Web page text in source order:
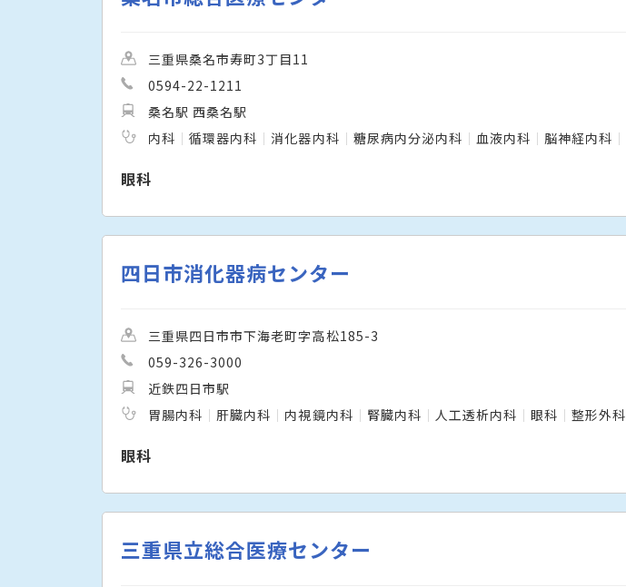
三重県桑名市寿町3丁目11
0594-22-1211
桑名駅 西桑名駅
内科
循環器内科 消化器内科 糖尿病内分泌内科 血液内科 脳神経内科
眼科
四日市消化器病センター
三重県四日市市下海老町字高松185-3
059-326-3000
近鉄四日市駅
胃腸内科
肝臓内科 内視鏡内科 腎臓内科 人工透析内科 眼科 整形外科
眼科
三重県立総合医療センター